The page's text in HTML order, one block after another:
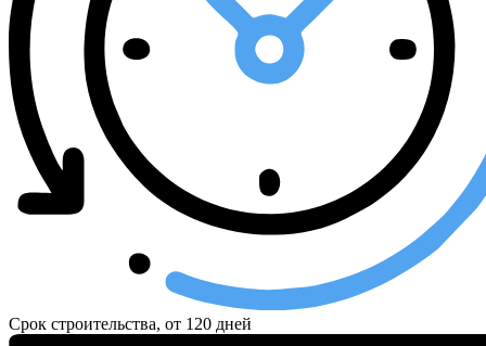
Срок строительства, от 120 дней